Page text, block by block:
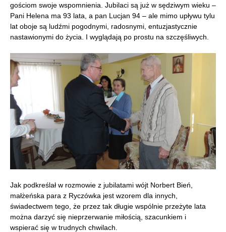
gościom swoje wspomnienia. Jubilaci są już w sędziwym wieku –
Pani Helena ma 93 lata, a pan Lucjan 94 – ale mimo upływu tylu
lat oboje są ludźmi pogodnymi, radosnymi, entuzjastycznie
nastawionymi do życia. I wyglądają po prostu na szczęśliwych.
Jak podkreślał w rozmowie z jubilatami wójt Norbert Bień,
małżeńska para z Ryczówka jest wzorem dla innych,
świadectwem tego, że przez tak długie wspólnie przeżyte lata
można darzyć się nieprzerwanie miłością, szacunkiem i
wspierać się w trudnych chwilach.